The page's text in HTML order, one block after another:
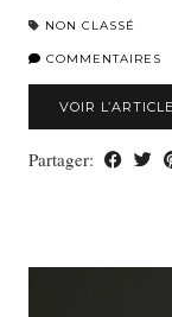
NON CLASSÉ
COMMENTAIRES
VOIR L’ARTICLE
Partager: